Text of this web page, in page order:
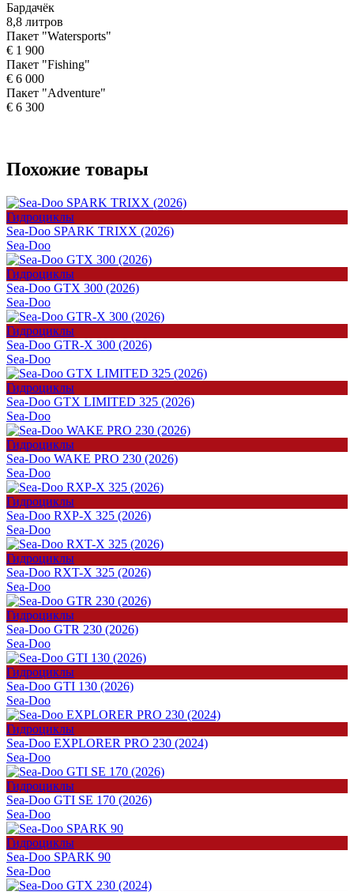
Бардачёк
8,8 литров
Пакет "Watersports"
€ 1 900
Пакет "Fishing"
€ 6 000
Пакет "Adventure"
€ 6 300
Похожие товары
Гидроциклы
Sea-Doo SPARK TRIXX (2026)
Sea-Doo
Гидроциклы
Sea-Doo GTX 300 (2026)
Sea-Doo
Гидроциклы
Sea-Doo GTR-X 300 (2026)
Sea-Doo
Гидроциклы
Sea-Doo GTX LIMITED 325 (2026)
Sea-Doo
Гидроциклы
Sea-Doo WAKE PRO 230 (2026)
Sea-Doo
Гидроциклы
Sea-Doo RXP-X 325 (2026)
Sea-Doo
Гидроциклы
Sea-Doo RXT-X 325 (2026)
Sea-Doo
Гидроциклы
Sea-Doo GTR 230 (2026)
Sea-Doo
Гидроциклы
Sea-Doo GTI 130 (2026)
Sea-Doo
Гидроциклы
Sea-Doo EXPLORER PRO 230 (2024)
Sea-Doo
Гидроциклы
Sea-Doo GTI SE 170 (2026)
Sea-Doo
Гидроциклы
Sea-Doo SPARK 90
Sea-Doo